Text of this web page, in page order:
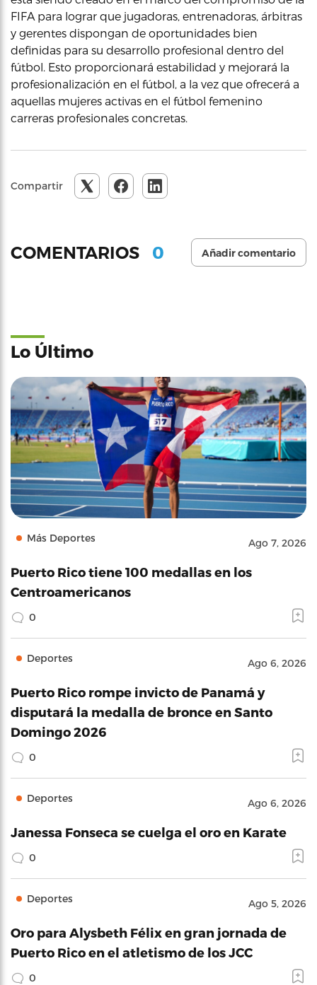
FIFA para lograr que jugadoras, entrenadoras, árbitras
y gerentes dispongan de oportunidades bien
definidas para su desarrollo profesional dentro del
fútbol. Esto proporcionará estabilidad y mejorará la
profesionalización en el fútbol, a la vez que ofrecerá a
aquellas mujeres activas en el fútbol femenino
carreras profesionales concretas.
Compartir
COMENTARIOS 0 Añadir comentario
Lo Último
Más Deportes Ago 7, 2026
Puerto Rico tiene 100 medallas en los
Centroamericanos
0
Deportes Ago 6, 2026
Puerto Rico rompe invicto de Panamá y
disputará la medalla de bronce en Santo
Domingo 2026
0
Deportes Ago 6, 2026
Janessa Fonseca se cuelga el oro en Karate
0
Deportes Ago 5, 2026
Oro para Alysbeth Félix en gran jornada de
Puerto Rico en el atletismo de los JCC
0